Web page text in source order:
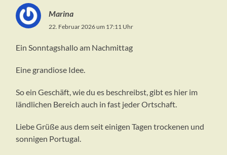
Marina
22. Februar 2026 um 17:11 Uhr
Ein Sonntagshallo am Nachmittag
Eine grandiose Idee.
So ein Geschäft, wie du es beschreibst, gibt es hier im
ländlichen Bereich auch in fast jeder Ortschaft.
Liebe Grüße aus dem seit einigen Tagen trockenen und
sonnigen Portugal.